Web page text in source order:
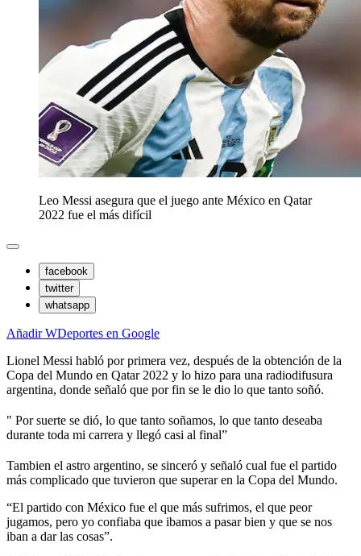
Leo Messi asegura que el juego ante México en Qatar
2022 fue el más difícil
facebook
twitter
whatsapp
Añadir WDeportes en Google
Lionel Messi habló por primera vez, después de la obtención de la
Copa del Mundo en Qatar 2022 y lo hizo para una radiodifusura
argentina, donde señaló que por fin se le dio lo que tanto soñó.
" Por suerte se dió, lo que tanto soñamos, lo que tanto deseaba
durante toda mi carrera y llegó casi al final”
Tambien el astro argentino, se sinceró y señaló cual fue el partido
más complicado que tuvieron que superar en la Copa del Mundo.
“El partido con México fue el que más sufrimos, el que peor
jugamos, pero yo confiaba que ibamos a pasar bien y que se nos
iban a dar las cosas”.